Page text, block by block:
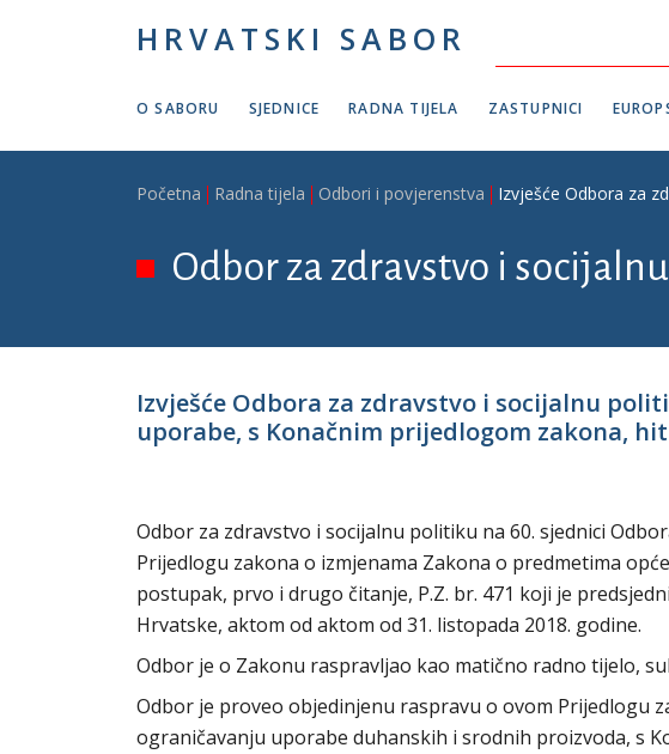
HRVATSKI SABOR
O SABORU SJEDNICE RADNA TIJELA ZASTUPNICI
Breadcrumb
Početna Radna tijela Odbori i povjerenstva Izvješće Odbora za
Odbor za zdravstvo i
Izvješće Odbora za zdravstvo i socijalnu
uporabe, s Konačnim prijedlogom zakona,
Odbor za zdravstvo i socijalnu politiku na 60. sjednici
Prijedlogu zakona o izmjenama Zakona o predmetima
postupak, prvo i drugo čitanje, P.Z. br. 471 koji je
Hrvatske, aktom od aktom od 31. listopada 2018. godine.
Odbor je o Zakonu raspravljao kao matično radno tijelo,
Odbor je proveo objedinjenu raspravu o ovom Prijedlogu
ograničavanju uporabe duhanskih i srodnih proizvoda, s